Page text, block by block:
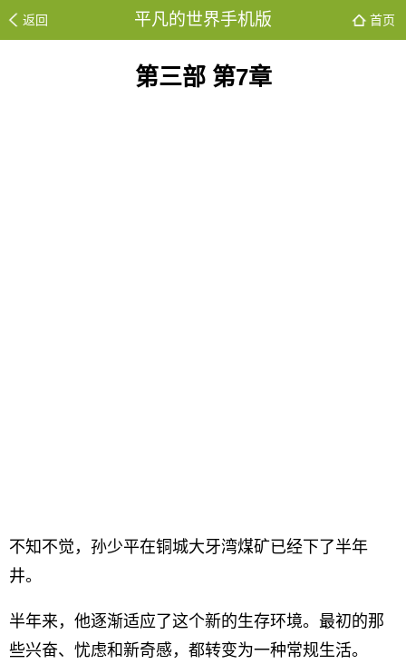
返回 平凡的世界手机版 首页
第三部 第7章
不知不觉，孙少平在铜城大牙湾煤矿已经下了半年
井。
半年来，他逐渐适应了这个新的生存环境。最初的那
些兴奋、忧虑和新奇感，都转变为一种常规生活。